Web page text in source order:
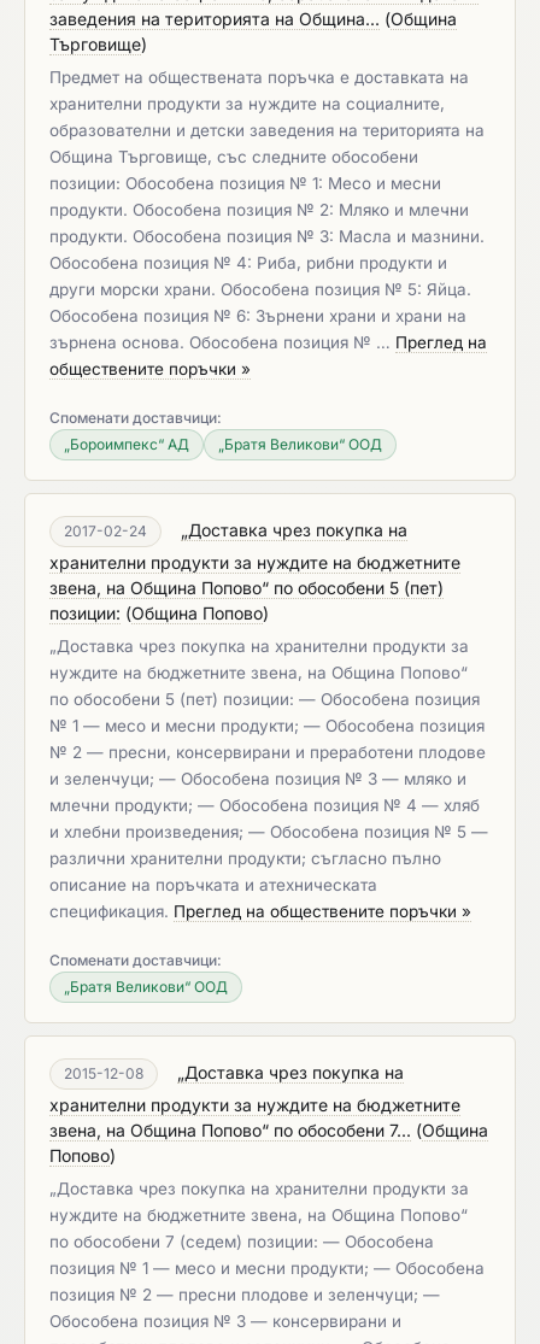
заведения на територията на Община... (Община
Търговище)
Предмет на обществената поръчка е доставката на
хранителни продукти за нуждите на социалните,
образователни и детски заведения на територията на
Община Търговище, със следните обособени
позиции: Обособена позиция № 1: Месо и месни
продукти. Обособена позиция № 2: Мляко и млечни
продукти. Обособена позиция № 3: Масла и мазнини.
Обособена позиция № 4: Риба, рибни продукти и
други морски храни. Обособена позиция № 5: Яйца.
Обособена позиция № 6: Зърнени храни и храни на
зърнена основа. Обособена позиция № … Преглед на
обществените поръчки »
Споменати доставчици:
„Бороимпекс“ АД
„Братя Великови“ ООД
2017-02-24
„Доставка чрез покупка на
хранителни продукти за нуждите на бюджетните
звена, на Община Попово“ по обособени 5 (пет)
позиции: (Община Попово)
„Доставка чрез покупка на хранителни продукти за
нуждите на бюджетните звена, на Община Попово“
по обособени 5 (пет) позиции: — Обособена позиция
№ 1 — месо и месни продукти; — Обособена позиция
№ 2 — пресни, консервирани и преработени плодове
и зеленчуци; — Обособена позиция № 3 — мляко и
млечни продукти; — Обособена позиция № 4 — хляб
и хлебни произведения; — Обособена позиция № 5 —
различни хранителни продукти; съгласно пълно
описание на поръчката и атехническата
спецификация. Преглед на обществените поръчки »
Споменати доставчици:
„Братя Великови“ ООД
2015-12-08
„Доставка чрез покупка на
хранителни продукти за нуждите на бюджетните
звена, на Община Попово“ по обособени 7... (Община
Попово)
„Доставка чрез покупка на хранителни продукти за
нуждите на бюджетните звена, на Община Попово“
по обособени 7 (седем) позиции: — Обособена
позиция № 1 — месо и месни продукти; — Обособена
позиция № 2 — пресни плодове и зеленчуци; —
Обособена позиция № 3 — консервирани и